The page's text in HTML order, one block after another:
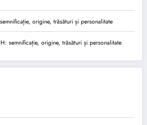
origine, trăsături și personalitate
semnificație, origine, trăsături și personalitate